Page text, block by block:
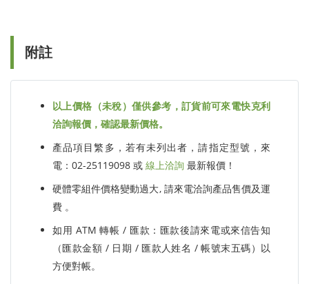
附註
以上價格（未稅）僅供參考，訂貨前可來電快克利
洽詢報價，確認最新價格。
產品項目繁多，若有未列出者，請指定型號，來
電：02-25119098 或 線上洽詢 最新報價！
硬體零組件價格變動過大, 請來電洽詢產品售價及運
費 。
如用 ATM 轉帳 / 匯款：匯款後請來電或來信告知
（匯款金額 / 日期 / 匯款人姓名 / 帳號末五碼）以
方便對帳。